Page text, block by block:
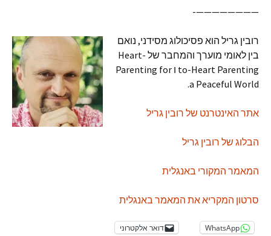
————————-
רובין גריל הוא פסיכולוג מסידני, נואם
בין לאומי מוערך והמחבר של Heart-
to-Heart Parenting ו Parenting for
a Peaceful World.
אתר האינטרנט של רובין גריל
הבלוג של רובין גריל
המאמר המקורי באנגלית
סרטון המקריא את המאמר באנגלית
WhatsApp דואר אלקטרוני